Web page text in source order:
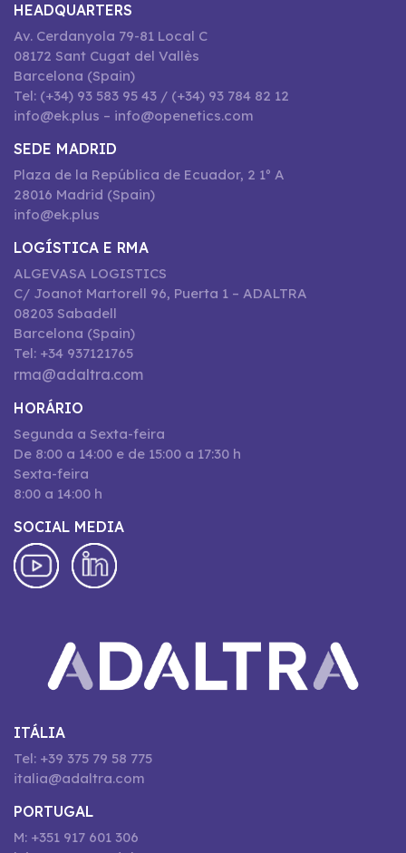
HEADQUARTERS
Av. Cerdanyola 79-81 Local C
08172 Sant Cugat del Vallès
Barcelona (Spain)
Tel: (+34) 93 583 95 43 / (+34) 93 784 82 12
info@ek.plus – info@openetics.com
SEDE MADRID
Plaza de la República de Ecuador, 2 1º A
28016 Madrid (Spain)
info@ek.plus
LOGÍSTICA E RMA
ALGEVASA LOGISTICS
C/ Joanot Martorell 96, Puerta 1 – ADALTRA
08203 Sabadell
Barcelona (Spain)
Tel: +34 937121765
rma@adaltra.com
HORÁRIO
Segunda a Sexta-feira
De 8:00 a 14:00 e de 15:00 a 17:30 h
Sexta-feira
8:00 a 14:00 h
SOCIAL MEDIA
ITÁLIA
Tel: +39 375 79 58 775
italia@adaltra.com
PORTUGAL
M: +351 917 601 306